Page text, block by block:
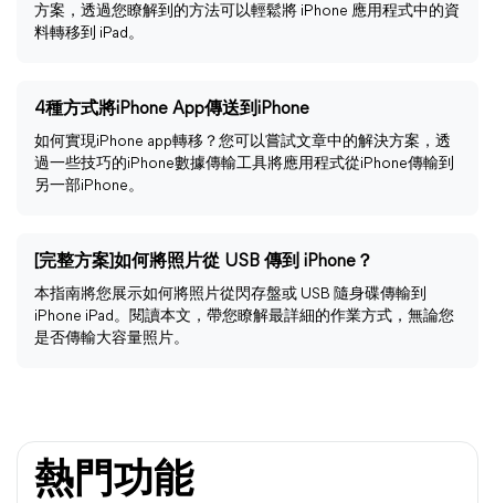
方案，透過您瞭解到的方法可以輕鬆將 iPhone 應用程式中的資
料轉移到 iPad。
4種方式將iPhone App傳送到iPhone
如何實現iPhone app轉移？您可以嘗試文章中的解決方案，透
過一些技巧的iPhone數據傳輸工具將應用程式從iPhone傳輸到
另一部iPhone。
[完整方案]如何將照片從 USB 傳到 iPhone？
本指南將您展示如何將照片從閃存盤或 USB 隨身碟傳輸到
iPhone iPad。閱讀本文，帶您瞭解最詳細的作業方式，無論您
是否傳輸大容量照片。
熱門功能